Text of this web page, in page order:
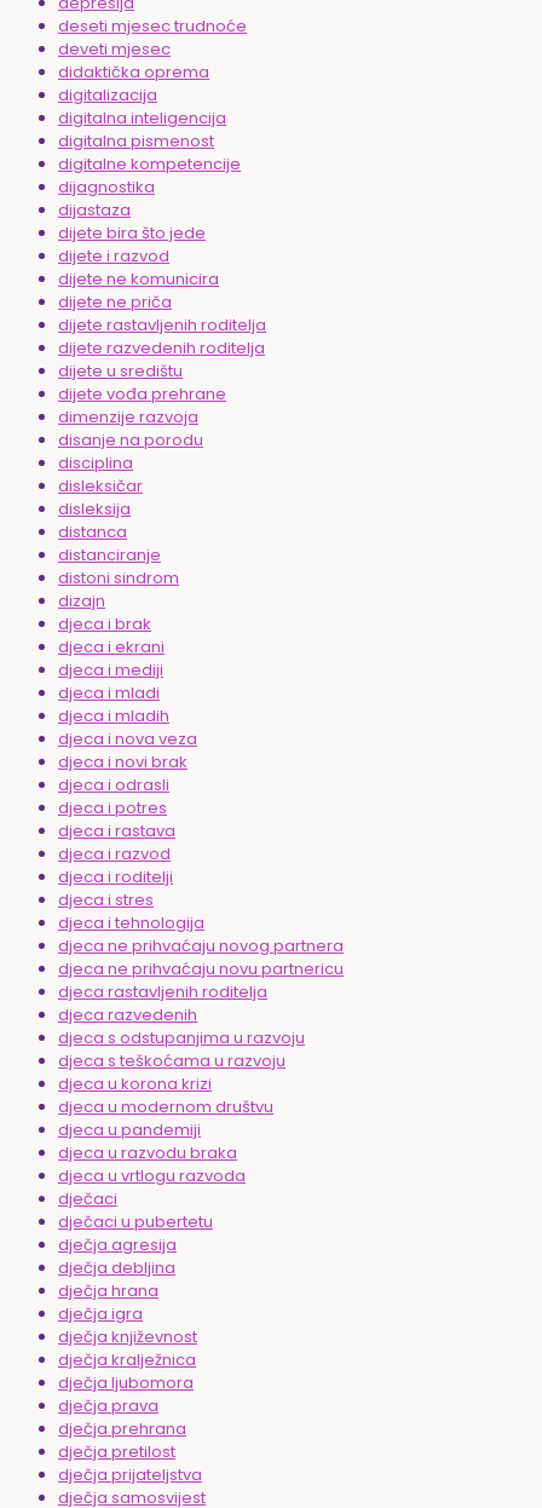
deseti mjesec trudnoće
deveti mjesec
didaktička oprema
digitalizacija
digitalna inteligencija
digitalna pismenost
digitalne kompetencije
dijagnostika
dijastaza
dijete bira što jede
dijete i razvod
dijete ne komunicira
dijete ne priča
dijete rastavljenih roditelja
dijete razvedenih roditelja
dijete u središtu
dijete vođa prehrane
dimenzije razvoja
disanje na porodu
disciplina
disleksičar
disleksija
distanca
distanciranje
distoni sindrom
dizajn
djeca i brak
djeca i ekrani
djeca i mediji
djeca i mladi
djeca i mladih
djeca i nova veza
djeca i novi brak
djeca i odrasli
djeca i potres
djeca i rastava
djeca i razvod
djeca i roditelji
djeca i stres
djeca i tehnologija
djeca ne prihvaćaju novog partnera
djeca ne prihvaćaju novu partnericu
djeca rastavljenih roditelja
djeca razvedenih
djeca s odstupanjima u razvoju
djeca s teškoćama u razvoju
djeca u korona krizi
djeca u modernom društvu
djeca u pandemiji
djeca u razvodu braka
djeca u vrtlogu razvoda
dječaci
dječaci u pubertetu
dječja agresija
dječja debljina
dječja hrana
dječja igra
dječja književnost
dječja kralježnica
dječja ljubomora
dječja prava
dječja prehrana
dječja pretilost
dječja prijateljstva
dječja samosvijest